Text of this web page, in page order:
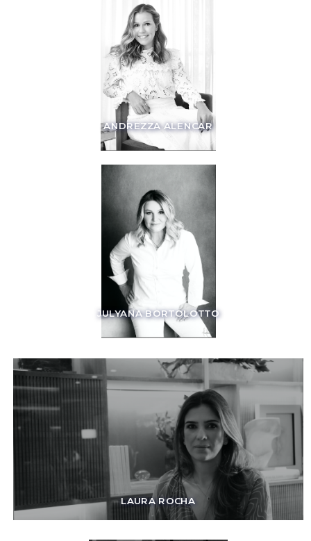
ANDREZZA ALENCAR
JULYANA BORTOLOTTO
LAURA ROCHA